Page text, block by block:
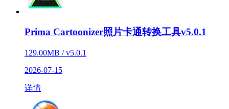
Prima Cartoonizer照片卡通转换工具v5.0.1
129.00MB / v5.0.1
2026-07-15
详情